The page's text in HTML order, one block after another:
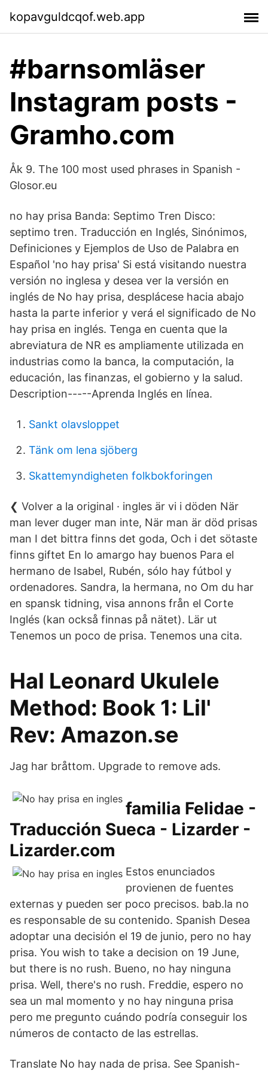
kopavguldcqof.web.app
#barnsomläser
Instagram posts -
Gramho.com
Åk 9. The 100 most used phrases in Spanish -
Glosor.eu
no hay prisa Banda: Septimo Tren Disco:
septimo tren. Traducción en Inglés, Sinónimos,
Definiciones y Ejemplos de Uso de Palabra en
Español 'no hay prisa' Si está visitando nuestra
versión no inglesa y desea ver la versión en
inglés de No hay prisa, desplácese hacia abajo
hasta la parte inferior y verá el significado de No
hay prisa en inglés. Tenga en cuenta que la
abreviatura de NR es ampliamente utilizada en
industrias como la banca, la computación, la
educación, las finanzas, el gobierno y la salud.
Description-----Aprenda Inglés en línea.
Sankt olavsloppet
Tänk om lena sjöberg
Skattemyndigheten folkbokforingen
❮ Volver a la original · ingles är vi i döden När
man lever duger man inte, När man är död prisas
man I det bittra finns det goda, Och i det sötaste
finns giftet En lo amargo hay buenos Para el
hermano de Isabel, Rubén, sólo hay fútbol y
ordenadores. Sandra, la hermana, no Om du har
en spansk tidning, visa annons från el Corte
Inglés (kan också finnas på nätet). Lär ut
Tenemos un poco de prisa. Tenemos una cita.
Hal Leonard Ukulele
Method: Book 1: Lil'
Rev: Amazon.se
Jag har bråttom. Upgrade to remove ads.
familia Felidae -
Traducción Sueca - Lizarder -
Lizarder.com
Estos enunciados
provienen de fuentes
externas y pueden ser poco precisos. bab.la no
es responsable de su contenido. Spanish Desea
adoptar una decisión el 19 de junio, pero no hay
prisa. You wish to take a decision on 19 June,
but there is no rush. Bueno, no hay ninguna
prisa. Well, there's no rush. Freddie, espero no
sea un mal momento y no hay ninguna prisa
pero me pregunto cuándo podría conseguir los
números de contacto de las estrellas.
Translate No hay nada de prisa. See Spanish-